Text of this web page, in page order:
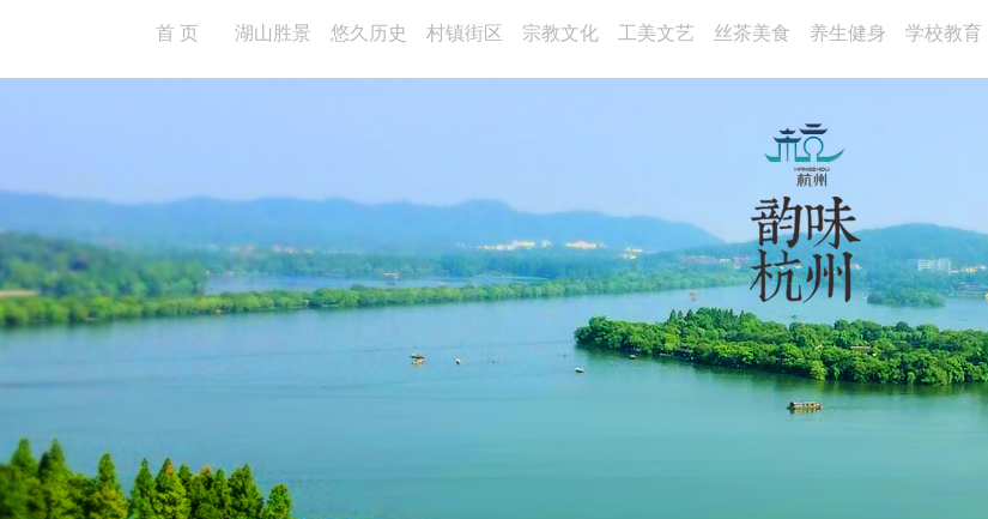
首 页 湖山胜景 悠久历史 村镇街区 宗教文化 工美文艺 丝茶美食 养生健身 学校教育